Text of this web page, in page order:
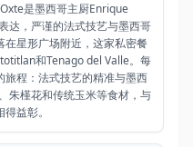
是墨西哥主厨Enrique
达，严谨的法式技艺与墨西哥
在星形广场附近，这家私密餐
和Tenago del Valle。每
程：法式技艺的精准与墨西
朱槿花和传统玉米等食材，与
益彰。